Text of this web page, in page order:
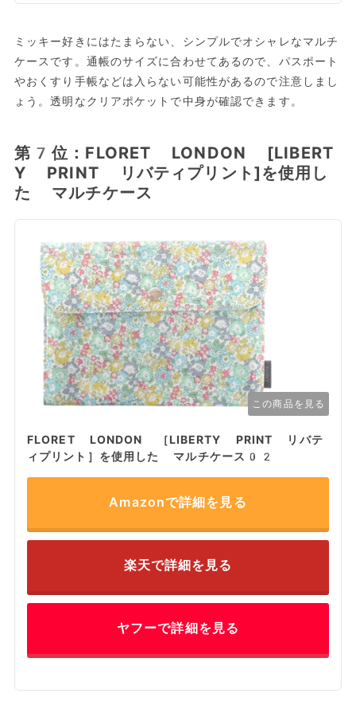
ミッキー好きにはたまらない、シンプルでオシャレなマルチ
ケースです。通帳のサイズに合わせてあるので、パスポート
やおくすり手帳などは入らない可能性があるので注意しまし
ょう。透明なクリアポケットで中身が確認できます。
第7位：FLORET LONDON [LIBERT
Y PRINT リバティプリント]を使用し
た マルチケース
この商品を見る
FLORET LONDON ［LIBERTY PRINT リバテ
ィプリント］を使用した マルチケース02
Amazonで詳細を見る
楽天で詳細を見る
ヤフーで詳細を見る